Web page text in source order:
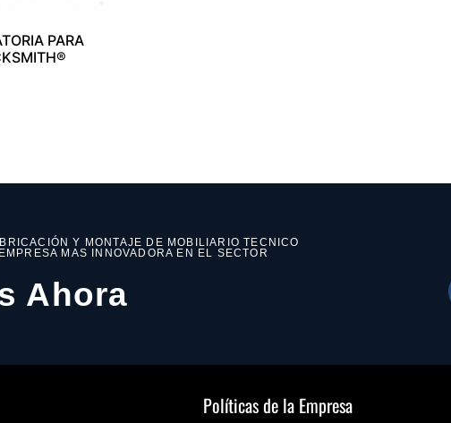
PARA
Y MONTAJE DE MOBILIARIO TECNICO
MAS INNOVADORA EN EL SECTOR
Ahora
Políticas de la Empresa